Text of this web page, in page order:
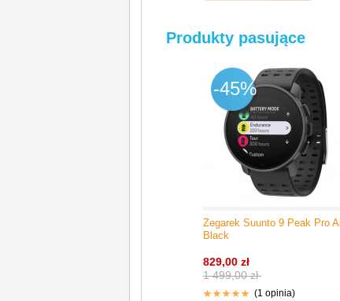
Produkty pasujące
Zegarek Suunto 9 Peak Pro All
Black
829,00 zł
1 499,00 zł
-45%
(1 opinia)